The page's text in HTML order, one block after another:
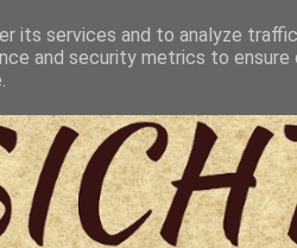
its services and to analyze
and security metrics to